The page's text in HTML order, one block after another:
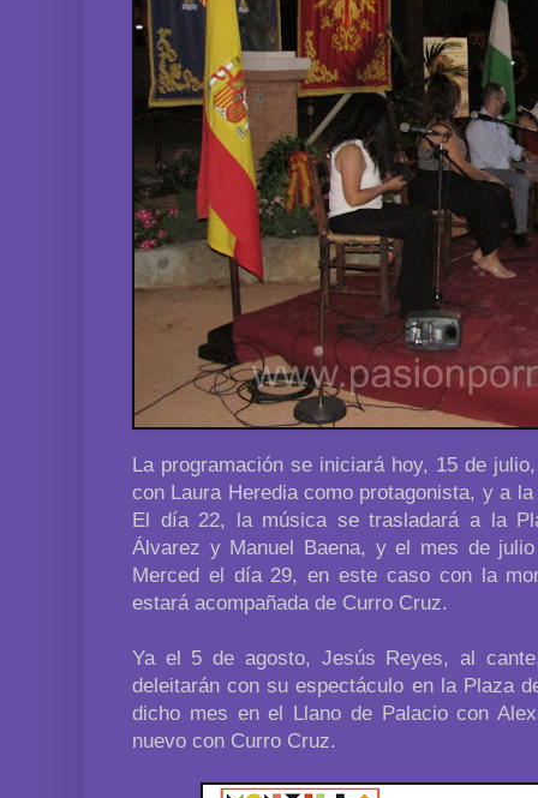
La programación se iniciará hoy, 15 de
con Laura Heredia como protagonista, y a
El día 22, la música se trasladará a la
Álvarez y Manuel Baena, y el mes de
Merced el día 29, en este caso con la
estará acompañada de Curro Cruz.
Ya el 5 de agosto, Jesús Reyes, al
deleitarán con su espectáculo en la Plaza
dicho mes en el Llano de Palacio con
nuevo con Curro Cruz.